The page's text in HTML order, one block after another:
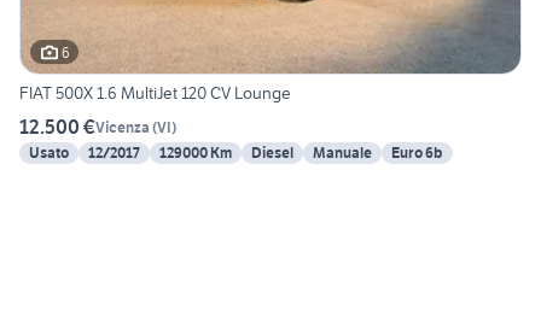
6
FIAT 500X 1.6 MultiJet 120 CV Lounge
12.500 €Vicenza (VI)
Usato
12/2017 129000 Km Diesel Manuale Euro 6b